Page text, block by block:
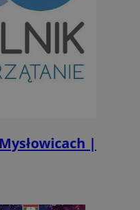
|
CookieScript
m-ce.pl